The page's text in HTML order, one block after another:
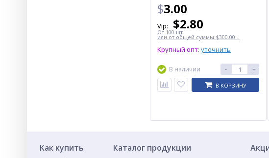
$3.00
Vip: $2.80
От 100 шт
или от общей суммы $300.00...
Крупный опт: уточнить
В наличии - +
В КОРЗИНУ
Как купить Каталог продукции